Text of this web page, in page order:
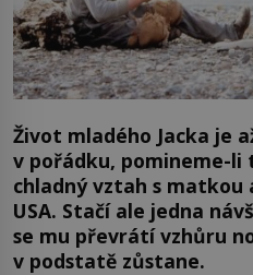
Život mladého Jacka je
v pořádku, pomineme-li
chladný vztah s matkou
USA. Stačí ale jedna
se mu převrátí vzhůru
v podstatě zůstane.